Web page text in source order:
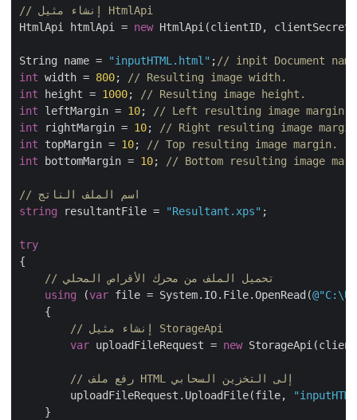
// إنشاء مثيل HtmlApi
HtmlApi htmlApi = new HtmlApi(clientID,
String name = "inputHTML.html" ;// inpit Document
int width = 800 ; // Resulting image width.
int height = 1000 ; // Resulting image height.
int leftMargin = 10 ; // Left resulting image
int rightMargin = 10 ; // Right resulting image
int topMargin = 10 ; // Top resulting image margin.
int bottomMargin = 10 ; // Bottom resulting image
// اسم الملف الناتج
string resultantFile = "Resultant.xps"
try
// تحميل الملف من محرك الأقراص المحلي
using (var file = System.IO.File.OpenRead(
    {
// إنشاء مثيل StorageApi
var uploadFileRequest = new
// رفع ملف HTML إلى التخزين السحابي
        uploadFileRequest.UploadFile(file,
    }